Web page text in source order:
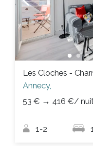
Les Cloches -
Annecy,
53 € → 416 €/
1-2